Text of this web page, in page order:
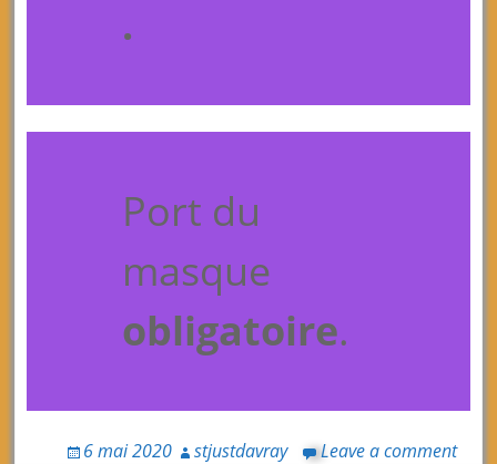
.
Port du
masque
obligatoire.
6 mai 2020 stjustdavray Leave a comment